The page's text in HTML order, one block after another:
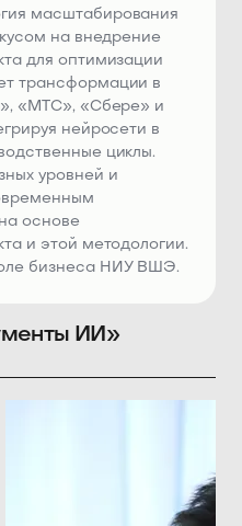
масштабирования
на внедрение
для оптимизации
трансформации в
«МТС», «Сбере» и
нейросети в
циклы.
уровней и
основе
и этой методологии.
бизнеса НИУ ВШЭ.
ИИ»